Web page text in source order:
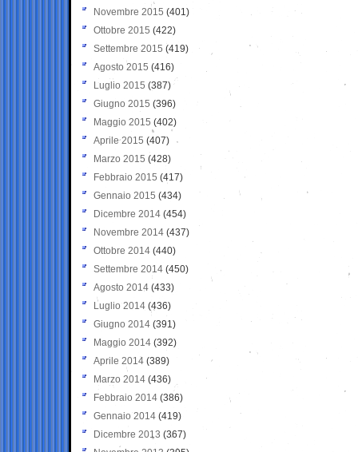
Novembre 2015 (401)
Ottobre 2015 (422)
Settembre 2015 (419)
Agosto 2015 (416)
Luglio 2015 (387)
Giugno 2015 (396)
Maggio 2015 (402)
Aprile 2015 (407)
Marzo 2015 (428)
Febbraio 2015 (417)
Gennaio 2015 (434)
Dicembre 2014 (454)
Novembre 2014 (437)
Ottobre 2014 (440)
Settembre 2014 (450)
Agosto 2014 (433)
Luglio 2014 (436)
Giugno 2014 (391)
Maggio 2014 (392)
Aprile 2014 (389)
Marzo 2014 (436)
Febbraio 2014 (386)
Gennaio 2014 (419)
Dicembre 2013 (367)